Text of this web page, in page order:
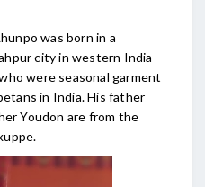
was born in a
city in western India
were seasonal garment
in India. His father
Youdon are from the